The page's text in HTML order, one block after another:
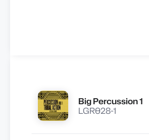
Lire
Big Percussion 1
LGR028-1